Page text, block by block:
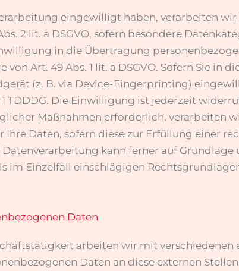
eingewilligt haben, verarbeiten
2 lit. a DSGVO, sofern besondere
in die Übertragung
von Art. 49 Abs. 1 lit. a DSGVO. Sofern Sie in
(z. B. via Device-Fingerprinting)
1 TDDDG. Die Einwilligung ist jederzeit
Maßnahmen erforderlich, verarbeiten
Ihre Daten, sofern diese zur Erfüllung einer
Datenverarbeitung kann ferner auf
im Einzelfall einschlägigen
Daten
arbeiten wir mit
Daten an diese externen